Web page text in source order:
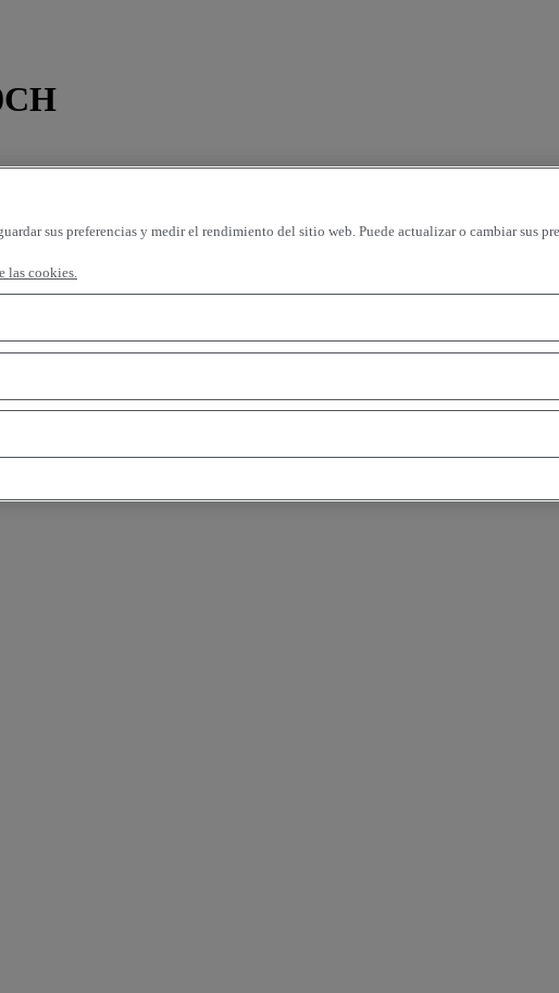
sus preferencias y medir el rendimiento del sitio web. Puede actualizar o cambiar
las cookies.